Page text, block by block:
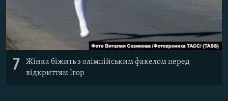
7
Жінка біжить з олімпійським факелом перед
відкриттям Ігор